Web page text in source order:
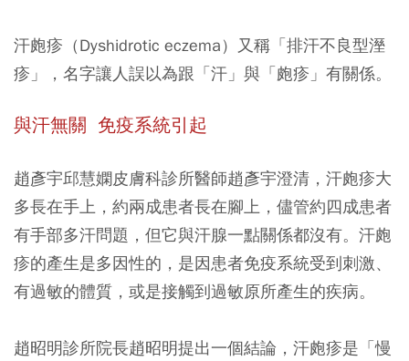
汗皰疹（Dyshidrotic eczema）又稱「排汗不良型溼
疹」，名字讓人誤以為跟「汗」與「皰疹」有關係。
與汗無關 免疫系統引起
趙彥宇邱慧嫻皮膚科診所醫師趙彥宇澄清，汗皰疹大
多長在手上，約兩成患者長在腳上，儘管約四成患者
有手部多汗問題，但它與汗腺一點關係都沒有。汗皰
疹的產生是多因性的，是因患者免疫系統受到刺激、
有過敏的體質，或是接觸到過敏原所產生的疾病。
趙昭明診所院長趙昭明提出一個結論，汗皰疹是「慢